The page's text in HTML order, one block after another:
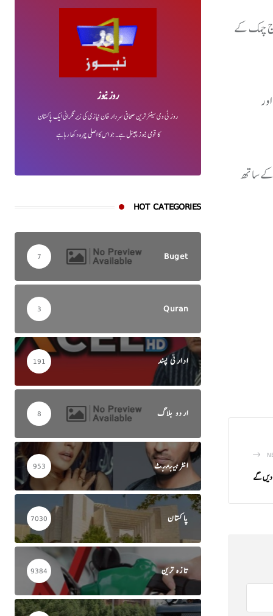
چمک کے
کے ساتھ
دیں گے
روز نیوز
روز ٹی وی سینئر ترین صحافی سردار خان نیازی کی زیر نگرانی ایک پاکستان
کا قومی نیوز چینل ہے۔ جو اس کا اصلی چہرہ دکھا رہا ہے
HOT CATEGORIES
Buget
7
Quran
3
ادارتی پسند 191
اردو بلاگ 8
انٹرٹینمنٹ 953
پاکستان 7030
تازہ ترین 9384